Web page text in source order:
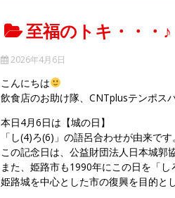
至福のトキ・・・♪
2026年4月6日
こんにちは
飲食店のお助け隊、CNTplusテンポス
本日4月6日は【城の日】
「し(4)ろ(6)」の語呂合わせが由来です。
この記念日は、公益財団法人日本城郭
また、姫路市も1990年にこの日を「し
姫路城を中心とした市の復興を目的と